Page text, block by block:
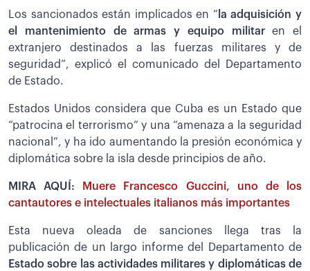
Los sancionados están implicados en “ la adquisición y
el mantenimiento de armas y equipo militaren el
extranjero destinados a las fuerzas militares y de
seguridad”, explicó el comunicado del Departamento
de Estado.
Estados Unidos considera que Cuba es un Estado que
“patrocina el terrorismo” y una “amenaza a la seguridad
nacional”, y ha ido aumentando la presión económica y
diplomática sobre la isla desde principios de año.
MIRA AQUÍ:
Muere Francesco Guccini, uno de los
cantautores e intelectuales italianos más importantes
Esta nueva oleada de sanciones llega tras la
publicación de un largo informe del Departamento de
Estado sobre las actividades militares y diplomáticas de